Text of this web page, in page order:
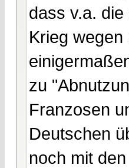
dass v.a.
Krieg
zu
Franzosen
Deutschen
noch mit